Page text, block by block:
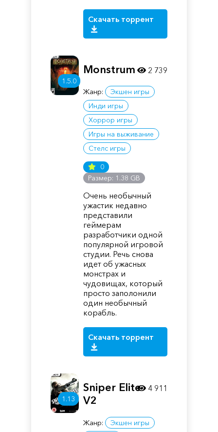
Скачать торрент
1.5.0
Monstrum
Жанр:
Экшен игры
Инди игры
Хоррор игры
Игры на выживание
Стелс игры
0
Размер: 1.38 GB
Очень необычный
ужастик недавно
представили
геймерам
разработчики одной
популярной игровой
студии. Речь снова
идет об ужасных
монстрах и
чудовищах, который
просто заполонили
один необычный
корабль.
Скачать торрент
2 739
1.13
Sniper Elite
V2
Жанр:
Экшен игры
4 911